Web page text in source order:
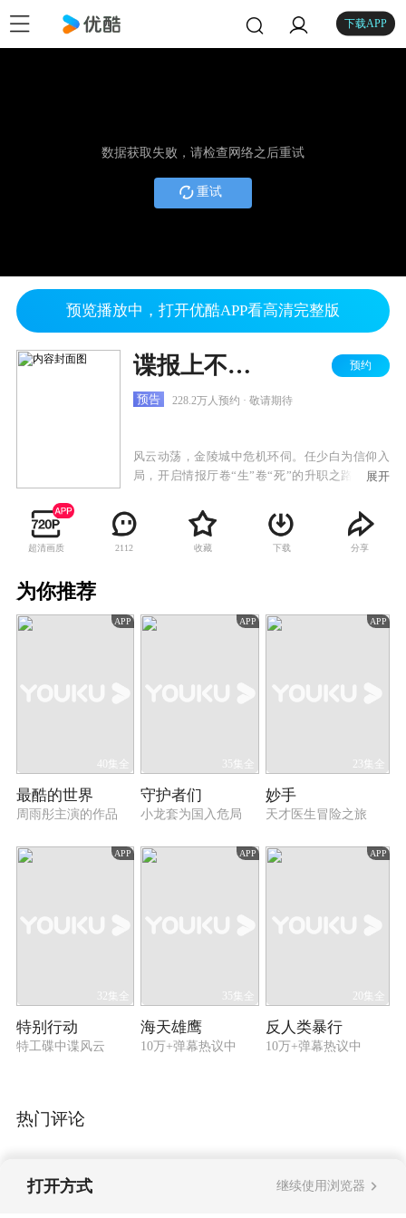
下载APP
数据获取失败，请检查网络之后重试
重试
预览播放中，打开优酷APP看高清完整版
谍报上不封顶 预约
预告 228.2万人预约 · 敬请期待
风云动荡，金陵城中危机环伺。任少白为信仰入
局，开启情报厅卷“生”卷“死”的升职之路，以谍
展开
超清画质 2112 收藏 下载 分享
为你推荐
APP
40集全
最酷的世界
周雨彤主演的作品
APP
35集全
守护者们
小龙套为国入危局
APP
23集全
妙手
天才医生冒险之旅
APP
32集全
特别行动
特工碟中谍风云
APP
35集全
海天雄鹰
10万+弹幕热议中
APP
20集全
反人类暴行
10万+弹幕热议中
热门评论
打开方式 继续使用浏览器